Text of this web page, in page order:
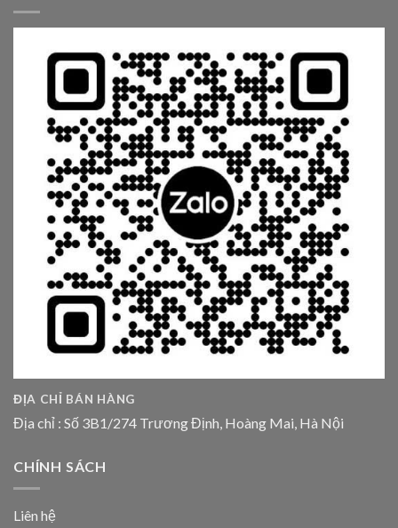
ĐỊA CHỈ BÁN HÀNG
Địa chỉ : Số 3B1/274 Trương Định, Hoàng Mai, Hà Nội
CHÍNH SÁCH
Liên hệ